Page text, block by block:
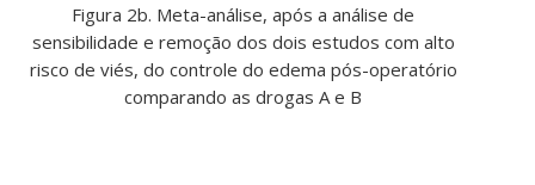
Figura 2b. Meta-análise, após a análise de
sensibilidade e remoção dos dois estudos com alto
risco de viés, do controle do edema pós-operatório
comparando as drogas A e B